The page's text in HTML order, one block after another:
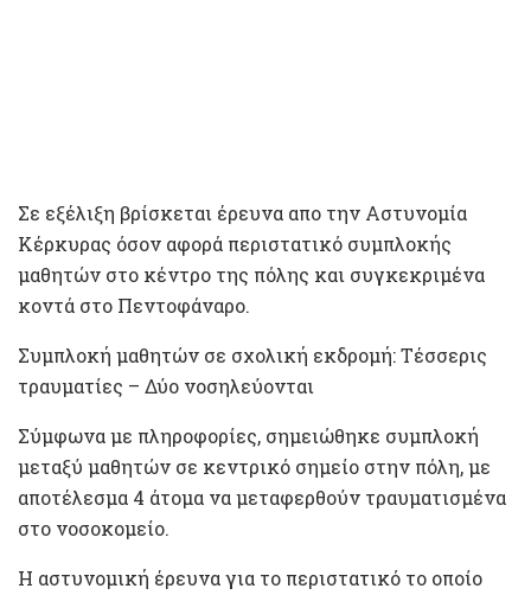
Σε εξέλιξη βρίσκεται έρευνα απο την Αστυνομία
Κέρκυρας όσον αφορά περιστατικό συμπλοκής
μαθητών στο κέντρο της πόλης και συγκεκριμένα
κοντά στο Πεντοφάναρο.
Συμπλοκή μαθητών σε σχολική εκδρομή: Τέσσερις
τραυματίες – Δύο νοσηλεύονται
Σύμφωνα με πληροφορίες, σημειώθηκε συμπλοκή
μεταξύ μαθητών σε κεντρικό σημείο στην πόλη, με
αποτέλεσμα 4 άτομα να μεταφερθούν τραυματισμένα
στο νοσοκομείο.
Η αστυνομική έρευνα για το περιστατικό το οποίο